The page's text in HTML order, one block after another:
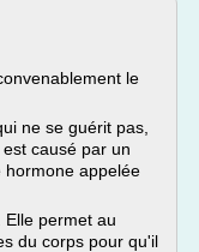
le
ne se guérit pas,
causé par un
hormone appelée
permet au
du corps pour qu'il